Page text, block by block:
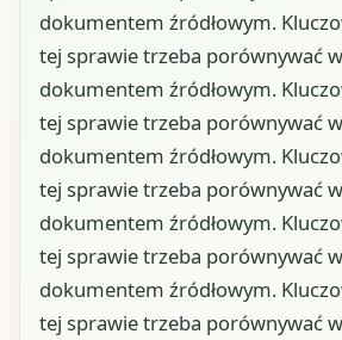
dokumentem źródłowym.
tej sprawie trzeba porównywać
dokumentem źródłowym.
tej sprawie trzeba porównywać
dokumentem źródłowym.
tej sprawie trzeba porównywać
dokumentem źródłowym.
tej sprawie trzeba porównywać
dokumentem źródłowym.
tej sprawie trzeba porównywać